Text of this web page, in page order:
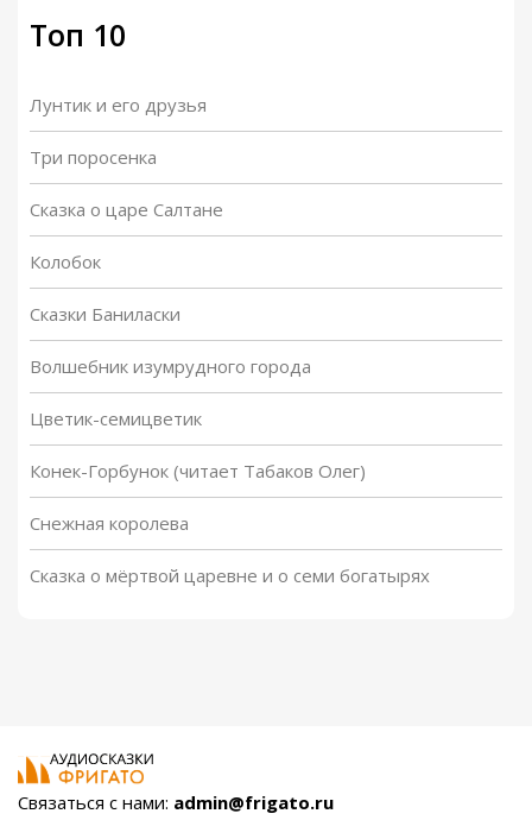
Топ 10
Лунтик и его друзья
Три поросенка
Сказка о царе Салтане
Колобок
Сказки Баниласки
Волшебник изумрудного города
Цветик-семицветик
Конек-Горбунок (читает Табаков Олег)
Снежная королева
Сказка о мёртвой царевне и о семи богатырях
Связаться с нами: admin@frigato.ru